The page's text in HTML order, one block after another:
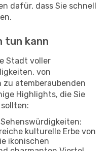
dafür, dass Sie schnell
tun kann
Stadt voller
von
atemberaubenden
Highlights, die Sie
kulturelle Erbe von
ikonischen